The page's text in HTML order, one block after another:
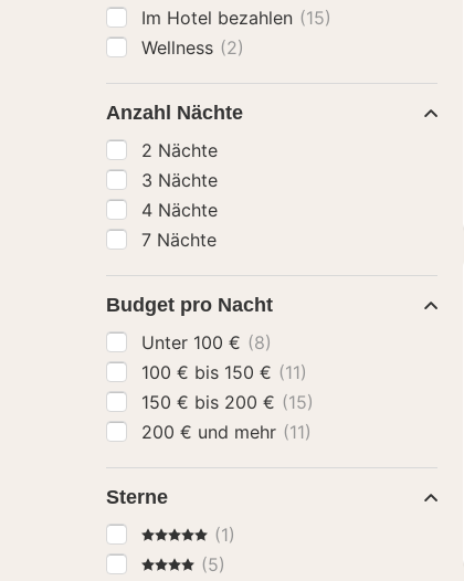
Im Hotel bezahlen (15)
Wellness (2)
Anzahl Nächte
2 Nächte
3 Nächte
4 Nächte
7 Nächte
Budget pro Nacht
Unter 100 € (8)
100 € bis 150 € (11)
150 € bis 200 € (15)
200 € und mehr (11)
Sterne
5 Sterne (1)
4 Sterne(5)